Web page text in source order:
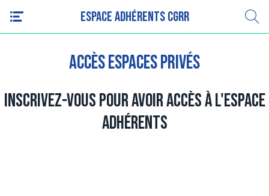
Espace adhérents CGRR
Accès espaces privés
Inscrivez-vous pour avoir accès à l'espace
adhérents